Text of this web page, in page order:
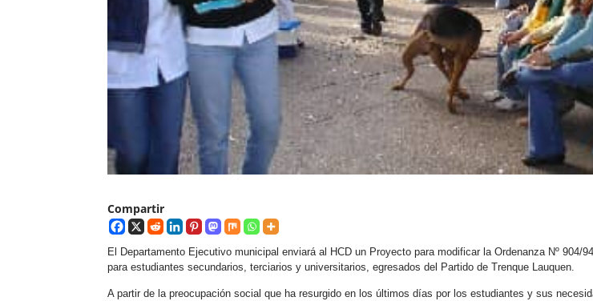
Compartir
El Departamento Ejecutivo municipal enviará al HCD un Proyecto para modificar la Ordenanza Nº 904/
para estudiantes secundarios, terciarios y universitarios, egresados del Partido de Trenque Lauquen.
A partir de la preocupación social que ha resurgido en los últimos días por los estudiantes y sus